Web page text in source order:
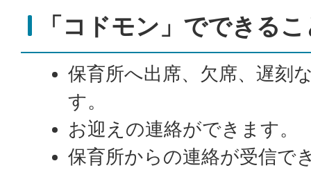
「コドモン」でできる
保育所へ出席、欠席、遅刻
す。
お迎えの連絡ができます。
保育所からの連絡が受信で